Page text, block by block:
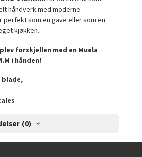
håndverk med moderne
perfekt som en gave eller som en
kjøkken.
forskjellen med en Muela
i hånden!
blade,
(0)